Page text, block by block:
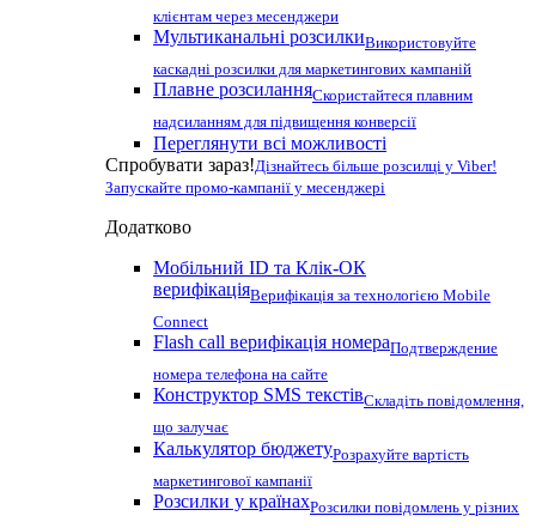
клієнтам через месенджери
Мультиканальні розсилкиВикористовуйте
каскадні розсилки для маркетингових кампаній
Плавне розсиланняСкористайтеся плавним
надсиланням для підвищення конверсії
Переглянути всі можливості
Спробувати зараз!Дізнайтесь більше розсилці у Viber!
Запускайте промо-кампанії у месенджері
Додатково
Мобільний ID та Клік-ОК
верифікаціяВерифікація за технологією Mobile
Connect
Flash call верифікація номераПодтверждение
номера телефона на сайте
Конструктор SMS текстівСкладіть повідомлення,
що залучає
Калькулятор бюджетуРозрахуйте вартість
маркетингової кампанії
Розсилки у країнахРозсилки повідомлень у різних